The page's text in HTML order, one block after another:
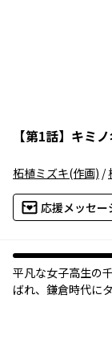
【第1話】 キミノ
柘植ミズキ(作画) /
応援メッセー
平凡な女子高生の
ばれ、鎌倉時代に